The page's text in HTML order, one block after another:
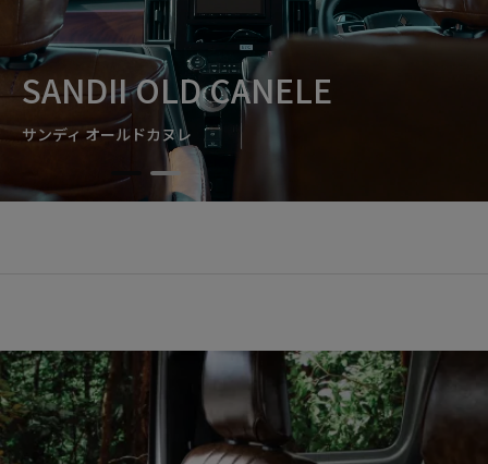
SANDII OLD CANELE
サンディ オールドカヌレ